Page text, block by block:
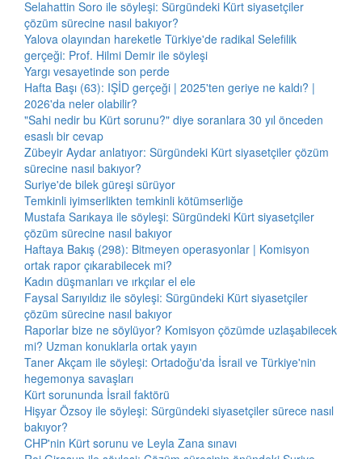
Selahattin Soro ile söyleşi: Sürgündeki Kürt siyasetçiler
çözüm sürecine nasıl bakıyor?
Yalova olayından hareketle Türkiye'de radikal Selefilik
gerçeği: Prof. Hilmi Demir ile söyleşi
Yargı vesayetinde son perde
Hafta Başı (63): IŞİD gerçeği | 2025'ten geriye ne kaldı? |
2026'da neler olabilir?
"Sahi nedir bu Kürt sorunu?" diye soranlara 30 yıl önceden
esaslı bir cevap
Zübeyir Aydar anlatıyor: Sürgündeki Kürt siyasetçiler çözüm
sürecine nasıl bakıyor?
Suriye'de bilek güreşi sürüyor
Temkinli iyimserlikten temkinli kötümserliğe
Mustafa Sarıkaya ile söyleşi: Sürgündeki Kürt siyasetçiler
çözüm sürecine nasıl bakıyor
Haftaya Bakış (298): Bitmeyen operasyonlar | Komisyon
ortak rapor çıkarabilecek mi?
Kadın düşmanları ve ırkçılar el ele
Faysal Sarıyıldız ile söyleşi: Sürgündeki Kürt siyasetçiler
çözüm sürecine nasıl bakıyor
Raporlar bize ne söylüyor? Komisyon çözümde uzlaşabilecek
mi? Uzman konuklarla ortak yayın
Taner Akçam ile söyleşi: Ortadoğu'da İsrail ve Türkiye'nin
hegemonya savaşları
Kürt sorununda İsrail faktörü
Hişyar Özsoy ile söyleşi: Sürgündeki siyasetçiler sürece nasıl
bakıyor?
CHP'nin Kürt sorunu ve Leyla Zana sınavı